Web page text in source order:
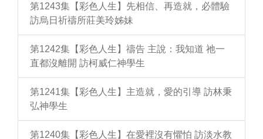
第1243集【彩色人生】先相信、再造就，必體驗
訪烏日祈禱所莊美玲姊妹
第1242集【彩色人生】禱告 主說：我知道 祂一
直都沒離開 訪柯威仁神學生
第1241集【彩色人生】主造就，愛的引導 訪林秉
弘神學生
第1240集【彩色人生】在愛裡沒有懼怕 訪淡水教